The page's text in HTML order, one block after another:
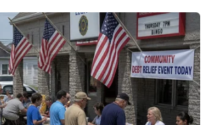
13/03/2024 11:03
Nội, Thủ tướng Phạm Minh
biểu tại Lễ kỷ niệm 30 năm quan
và Ngân hàng Phát triển Châu
Giang/TTXVN)